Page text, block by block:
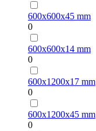
600х600х45 mm
0
600х600х14 mm
0
600х1200х17 mm
0
600х1200х45 mm
0